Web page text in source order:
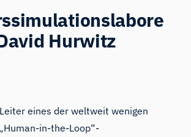
Hurwitz
eines der weltweit wenigen
in-the-Loop“-